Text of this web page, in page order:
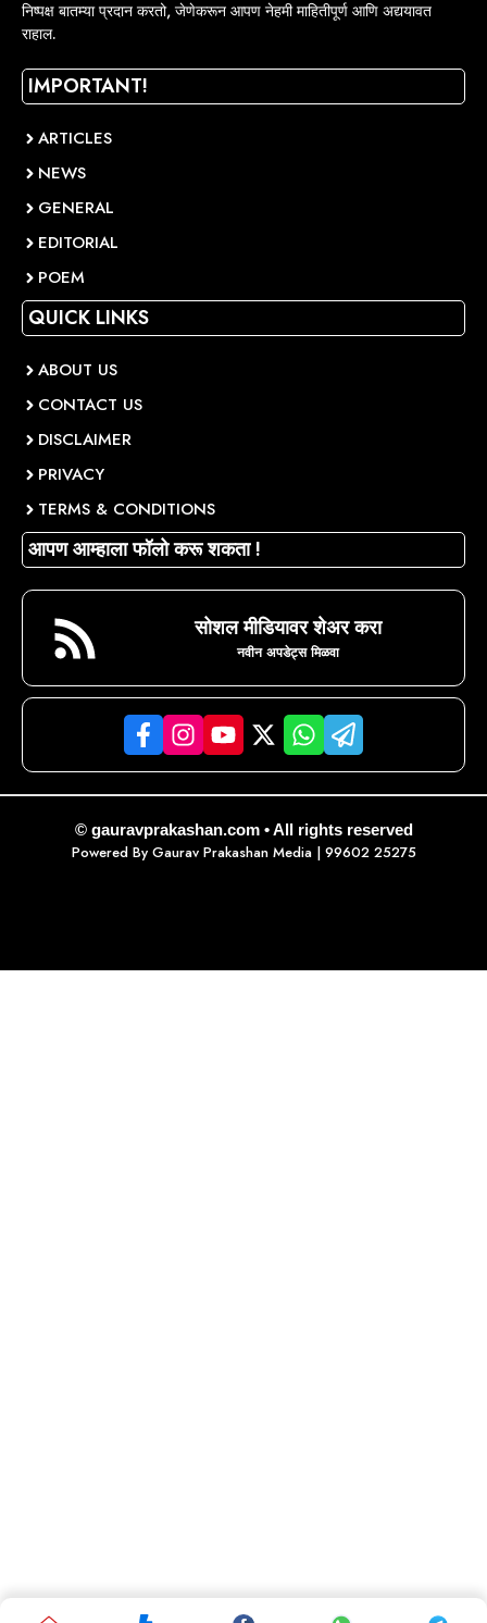
निष्पक्ष बातम्या प्रदान करतो, जेणेकरून आपण नेहमी माहितीपूर्ण आणि अद्ययावत
राहाल.
IMPORTANT!
ARTICLES
NEWS
GENERAL
EDITORIAL
POEM
QUICK LINKS
ABOUT US
CONTACT US
DISCLAIMER
PRIVACY
TERMS & CONDITIONS
आपण आम्हाला फॉलो करू शकता !
सोशल मीडियावर शेअर करा
नवीन अपडेट्स मिळवा
© gauravprakashan.com • All rights reserved
Powered By Gaurav Prakashan Media| 99602 25275